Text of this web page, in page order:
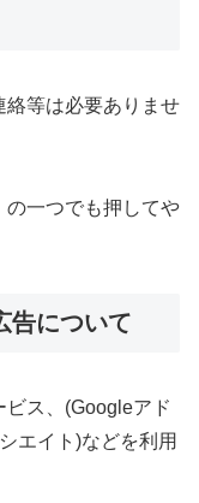
絡等は必要ありませ
の一つでも押してや
告について
ス、(Googleアド
エイト)などを利用